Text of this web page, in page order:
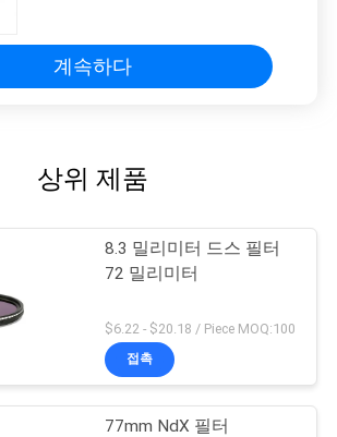
계속하다
상위 제품
8.3 밀리미터 드스 필터
72 밀리미터
$6.22 - $20.18 / Piece MOQ:100
접촉
77mm NdX 필터